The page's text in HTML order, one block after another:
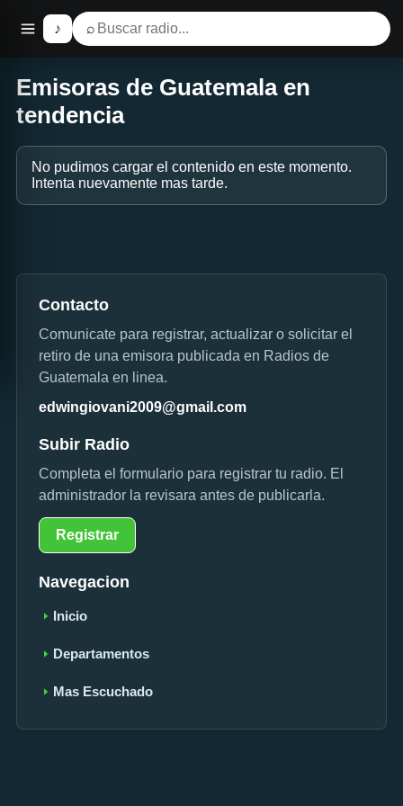
♪ ⌕
Emisoras de Guatemala en
tendencia
No pudimos cargar el contenido en este momento.
Intenta nuevamente mas tarde.
Contacto
Comunicate para registrar, actualizar o solicitar el
retiro de una emisora publicada en Radios de
Guatemala en linea.
edwingiovani2009@gmail.com
Subir Radio
Completa el formulario para registrar tu radio. El
administrador la revisara antes de publicarla.
Registrar
Navegacion
Inicio
Departamentos
Mas Escuchado